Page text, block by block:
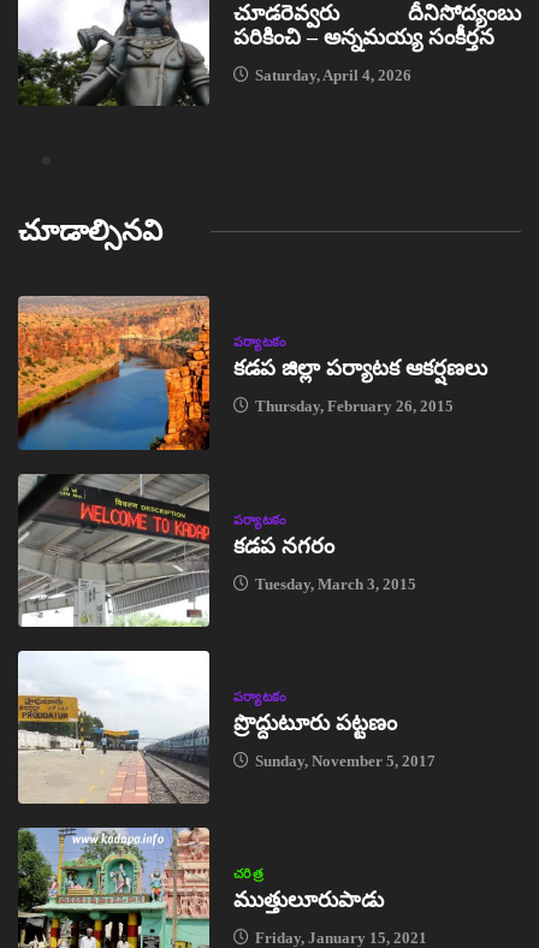
చూడరెవ్వరు దీనిసోద్యంబు
పరికించి – అన్నమయ్య సంకీర్తన
Saturday, April 4, 2026
చూడాల్సినవి
పర్యాటకం
కడప జిల్లా పర్యాటక ఆకర్షణలు
Thursday, February 26, 2015
పర్యాటకం
కడప నగరం
Tuesday, March 3, 2015
పర్యాటకం
ప్రొద్దుటూరు పట్టణం
Sunday, November 5, 2017
చరిత్ర
ముత్తులూరుపాడు
Friday, January 15, 2021